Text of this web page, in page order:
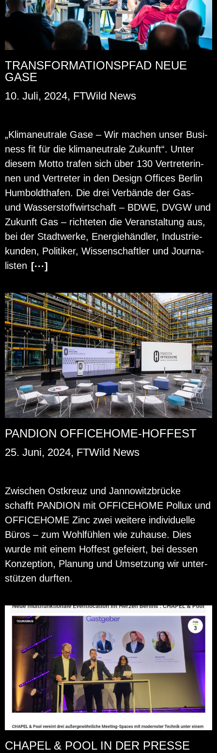
TRANSFORMATIONSPFAD NEUE
GASE
10. Juli, 2024, FTWild News
„Kli­ma­neu­tra­le Gase – Wir ma­chen unser Busi­
ness fit für die kli­ma­neu­tra­le Zu­kunft“. Unter
die­sem Motto tra­fen sich über 130 Ver­tre­te­rin­
nen und Ver­tre­ter in den De­sign Of­fices Ber­lin
Hum­bold­tha­fen. Die drei Ver­bän­de der Gas-
und Was­ser­stoff­wirt­schaft – BDWE, DVGW und
Zu­kunft Gas – rich­te­ten die Ver­an­stal­tung aus,
bei der Stadt­wer­ke, En­er­gie­händ­ler, In­dus­trie­
kun­den, Po­li­ti­ker, Wis­sen­schaft­ler und Jour­na­
lis­ten [···]
PANDION OFFICEHOME-HOFFEST
25. Juni, 2024, FTWild News
Zwi­schen Ost­kreuz und Jan­no­witz­brü­cke
schafft PAN­DI­ON mit OF­FICE­HO­ME Pol­lux und
OF­FICE­HO­ME Zinc zwei wei­te­re in­di­vi­du­el­le
Büros – zum Wohl­füh­len wie zu­hau­se. Dies
wurde mit einem Hof­fest ge­fei­ert, bei des­sen
Kon­zep­ti­on, Pla­nung und Um­set­zung wir un­ter­
stüt­zen durf­ten.
CHAPEL & POOL IN DER PRESSE